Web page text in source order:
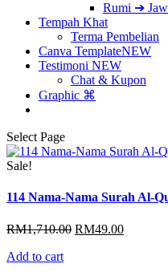
Rumi ➔
Tempah Khat
Terma Pembelian
Canva TemplateNEW
Testimoni NEW
Chat & Kupon
Graphic ⌘
Select Page
Sale!
114 Nama-Nama Surah Al-
RM1,710.00 Original
RM49.00Current
Add to cart